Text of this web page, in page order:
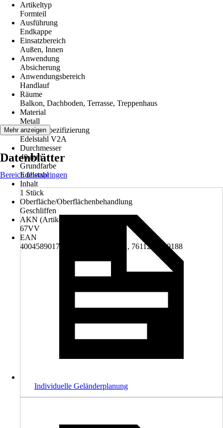
Artikeltyp
Formteil
Ausführung
Endkappe
Einsatzbereich
Außen, Innen
Anwendung
Absicherung
Anwendungsbereich
Handlauf
Räume
Balkon, Dachboden, Terrasse, Treppenhaus
Material
Metall
Materialspezifizierung
Edelstahl V2A
Durchmesser
40 mm
Grundfarbe
Edelstahl
Inhalt
1 Stück
Oberfläche/Oberflächenbehandlung
Geschliffen
AKN (Artikelkurznummer)
67VV
EAN
4004589017769, 4306517133351, 7611233590188
Mehr anzeigen
Datenblätter
Bereich überspringen
Individuelle Geländerplanung